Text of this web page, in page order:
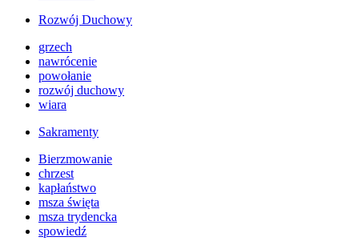
Rozwój Duchowy
grzech
nawrócenie
powołanie
rozwój duchowy
wiara
Sakramenty
Bierzmowanie
chrzest
kapłaństwo
msza święta
msza trydencka
spowiedź